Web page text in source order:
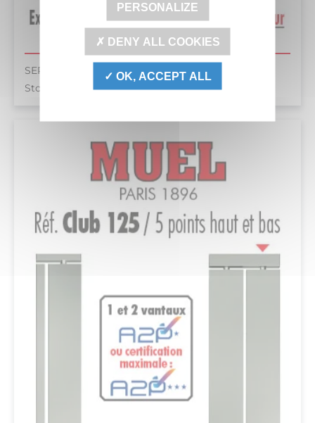
SERRURES 3 POINTS
Story 3
PERSONALIZE
DENY ALL COOKIES
OK, ACCEPT ALL